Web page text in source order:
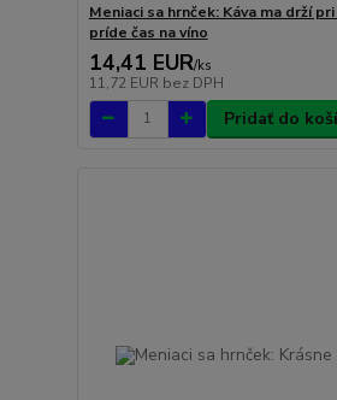
Meniaci sa hrnček: Káva ma drží
príde čas na víno
14,41 EUR/ks
11,72 EUR bez DPH
Pridať do